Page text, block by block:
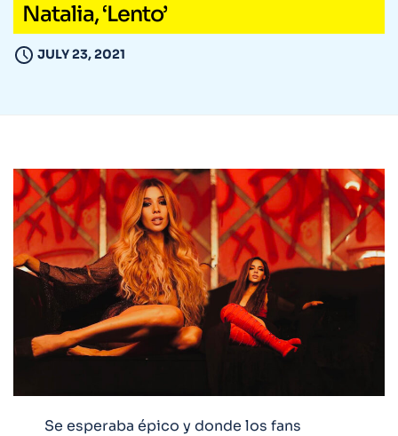
Natalia, ‘Lento’
JULY 23, 2021
Se esperaba épico y donde los fans